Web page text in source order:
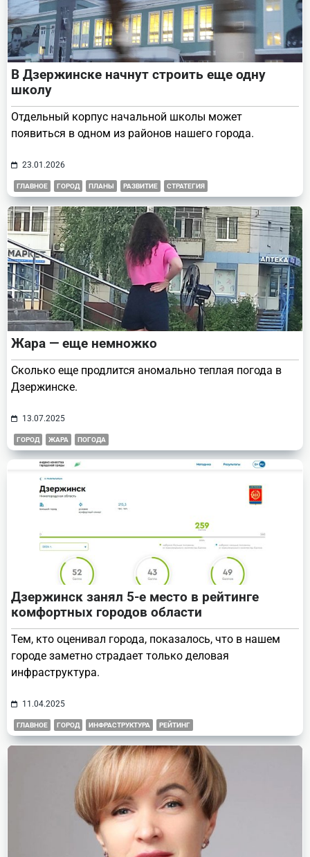
В Дзержинске начнут строить еще одну
школу
Отдельный корпус начальной школы может
появиться в одном из районов нашего города.
23.01.2026
ГЛАВНОЕ ГОРОД ПЛАНЫ РАЗВИТИЕ СТРАТЕГИЯ
Жара — еще немножко
Сколько еще продлится аномально теплая погода в
Дзержинске.
13.07.2025
ГОРОД ЖАРА ПОГОДА
Дзержинск занял 5-е место в рейтинге
комфортных городов области
Тем, кто оценивал города, показалось, что в нашем
городе заметно страдает только деловая
инфраструктура.
11.04.2025
ГЛАВНОЕ ГОРОД ИНФРАСТРУКТУРА РЕЙТИНГ